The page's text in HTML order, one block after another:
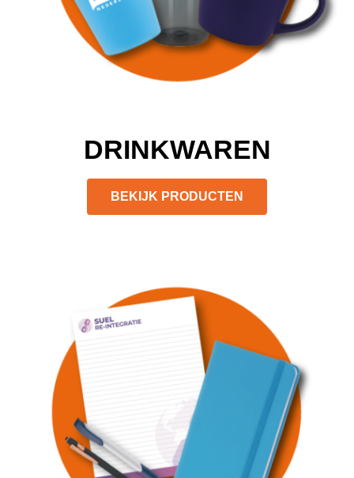
DRINKWAREN
BEKIJK PRODUCTEN